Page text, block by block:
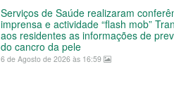
Serviços de Saúde realizaram
imprensa e actividade “flash mob”
aos residentes as informações de
do cancro da pele
6 de Agosto de 2026 às 16:59